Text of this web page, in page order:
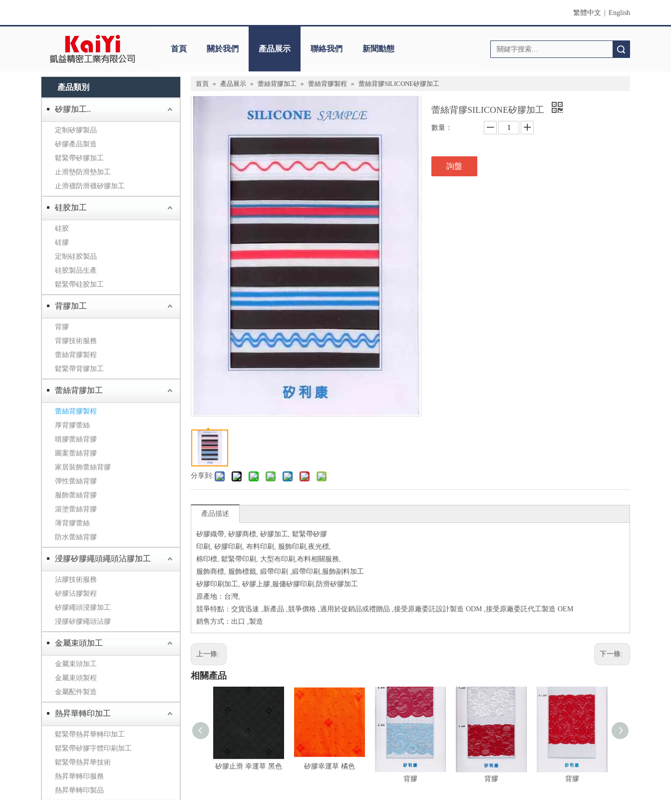
繁體中文 English
首頁 關於我們 產品展示 聯絡我們 新聞動態
產品類別
矽膠加工..
定制矽膠製品
矽膠產品製造
鬆緊帶矽膠加工
止滑墊防滑墊加工
止滑襪防滑襪矽膠加工
硅胶加工
硅胶
硅膠
定制硅胶製品
硅胶製品生產
鬆緊帶硅胶加工
背膠加工
背膠
背膠技術服務
蕾絲背膠製程
鬆緊帶背膠加工
蕾絲背膠加工
蕾絲背膠製程
厚背膠蕾絲
噴膠蕾絲背膠
圖案蕾絲背膠
家居裝飾蕾絲背膠
彈性蕾絲背膠
服飾蕾絲背膠
滾塗蕾絲背膠
薄背膠蕾絲
防水蕾絲背膠
浸膠矽膠繩頭繩頭沾膠加工
沾膠技術服務
矽膠沾膠製程
矽膠繩頭浸膠加工
浸膠矽膠繩頭沾膠
金屬束頭加工
金屬束頭加工
金屬束頭製程
金屬配件製造
熱昇華轉印加工
鬆緊帶熱昇華轉印加工
鬆緊帶矽膠字體印刷加工
鬆緊帶熱昇華技術
熱昇華轉印服務
熱昇華轉印製品
首頁 » 產品展示 » 蕾絲背膠加工 » 蕾絲背膠製程 » 蕾絲背膠SILICONE矽膠加工
分享到:
蕾絲背膠SILICONE矽膠加工
數量：
詢盤
產品描述
矽膠織帶, 矽膠商標, 矽膠加工, 鬆緊帶矽膠
印刷, 矽膠印刷, 布料印刷, 服飾印刷,夜光標,
棉印標, 鬆緊帶印刷, 大型布印刷,布料相關服務,
服飾商標, 服飾標籤, 緞帶印刷 ,緞帶印刷,服飾副料加工
矽膠印刷加工, 矽膠上膠,服傭矽膠印刷,防滑矽膠加工
原產地：台灣,
競爭特點：交貨迅速 ,新產品 ,競爭價格 ,適用於促銷品或禮贈品 ,接受原廠委託設計製造 ODM ,接受原廠委託代工製造 OEM
銷售方式：出口 ,製造
上一條: 下一條:
相關產品
矽膠止滑 幸運草 黑色 矽膠幸運草 橘色
Silicone矽膠加工蕾絲
背膠
Silicone矽膠加工蕾絲
背膠
Silicone矽膠加工蕾絲
背膠